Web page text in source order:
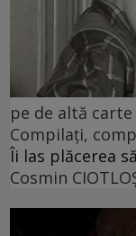
pe de altă carte
Compilați,
Îi las plăcerea
Cosmin